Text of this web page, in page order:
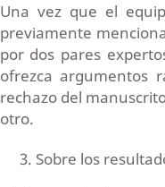
Una vez que el
previamente
por dos pares
ofrezca argumentos
rechazo del
otro.
Sobre los